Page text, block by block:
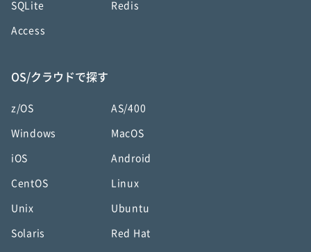
SQLite Redis
Access
OS/クラウドで探す
z/OS AS/400
Windows MacOS
iOS Android
CentOS Linux
Unix Ubuntu
Solaris Red Hat